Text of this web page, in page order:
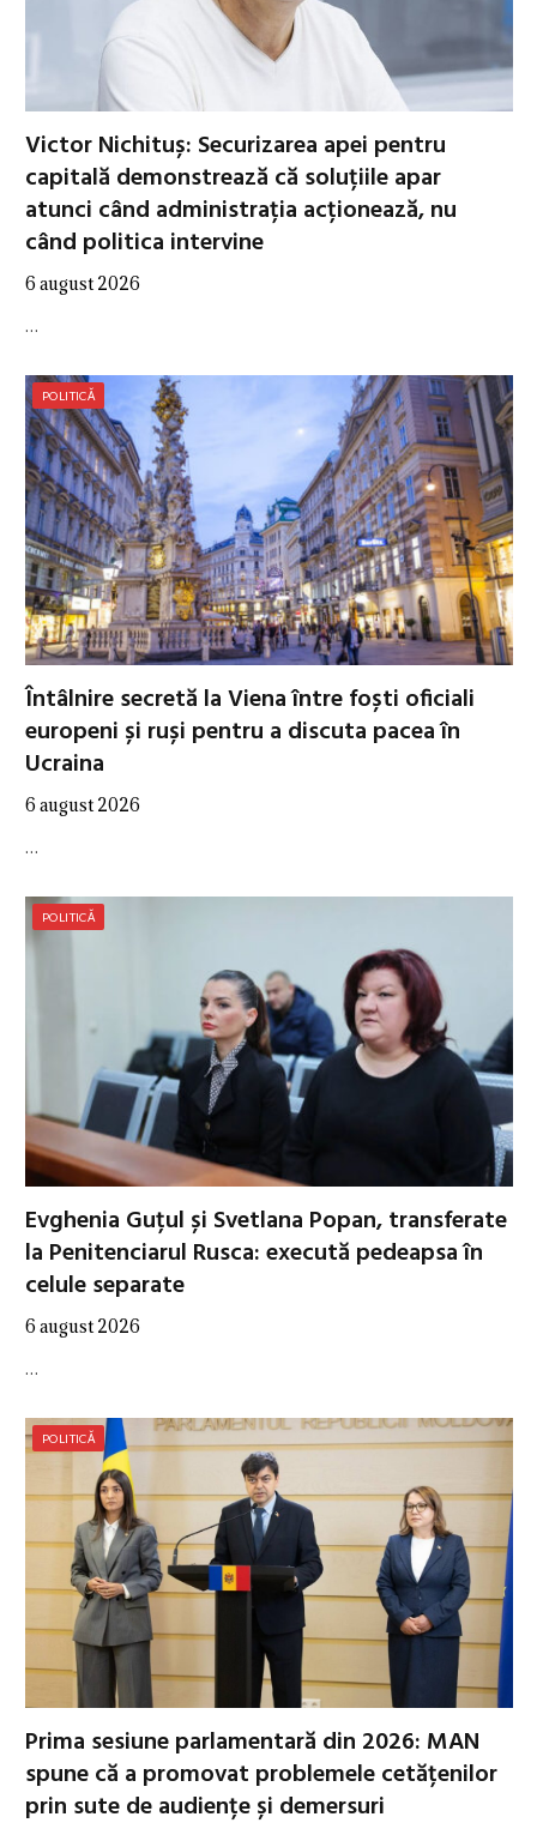
Victor Nichituș: Securizarea apei pentru
capitală demonstrează că soluțiile apar
atunci când administrația acționează, nu
când politica intervine
6 august 2026
…
POLITICĂ
Întâlnire secretă la Viena între foști oficiali
europeni și ruși pentru a discuta pacea în
Ucraina
6 august 2026
…
POLITICĂ
Evghenia Guțul și Svetlana Popan, transferate
la Penitenciarul Rusca: execută pedeapsa în
celule separate
6 august 2026
…
POLITICĂ
Prima sesiune parlamentară din 2026: MAN
spune că a promovat problemele cetățenilor
prin sute de audiențe și demersuri